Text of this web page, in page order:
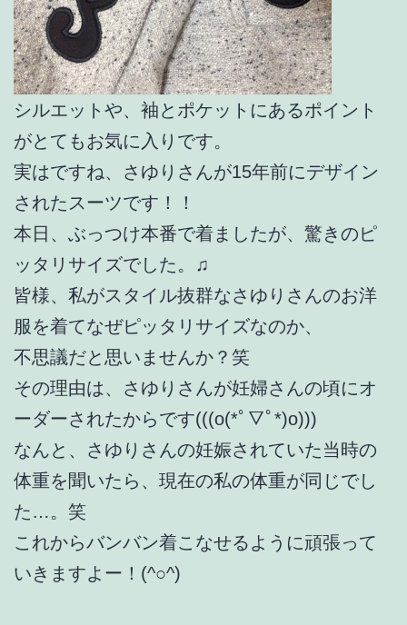
シルエットや、袖とポケットにあるポイント
がとてもお気に入りです。
実はですね、さゆりさんが15年前にデザイン
されたスーツです！！
本日、ぶっつけ本番で着ましたが、驚きのピ
ッタリサイズでした。♫
皆様、私がスタイル抜群なさゆりさんのお洋
服を着てなぜピッタリサイズなのか、
不思議だと思いませんか？笑
その理由は、さゆりさんが妊婦さんの頃にオ
ーダーされたからです(((o(*ﾟ▽ﾟ*)o)))
なんと、さゆりさんの妊娠されていた当時の
体重を聞いたら、現在の私の体重が同じでし
た…。笑
これからバンバン着こなせるように頑張って
いきますよー！(^○^)